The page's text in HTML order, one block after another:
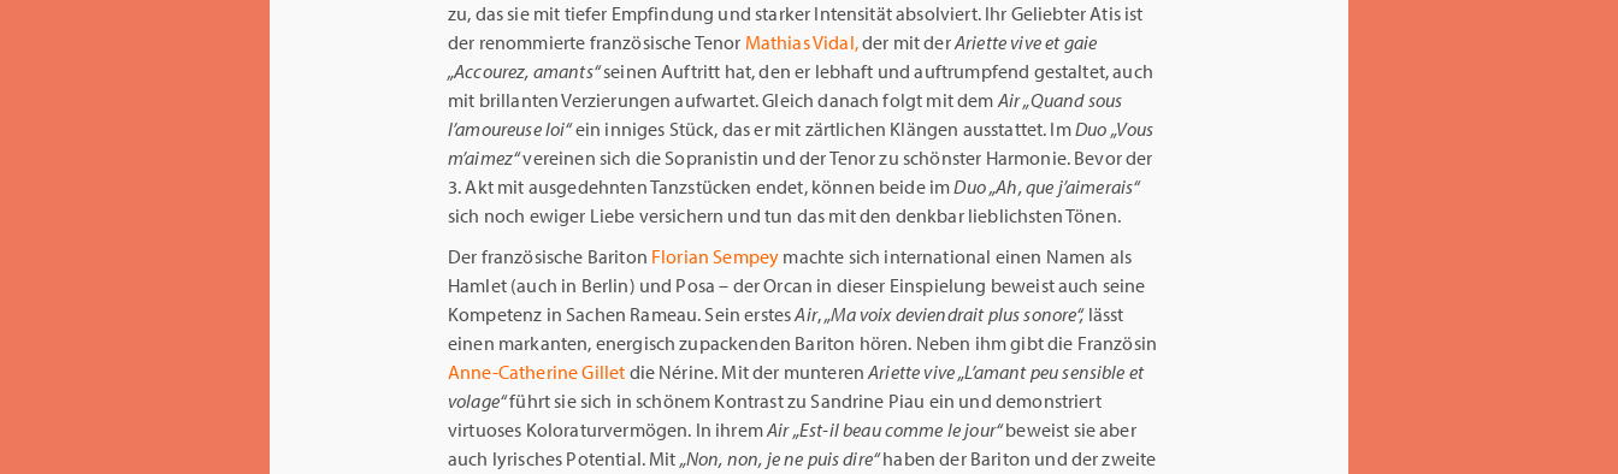
zu, das sie mit tiefer Empfindung und starker Intensität absolviert. Ihr Geliebter Atis ist
der renommierte französische Tenor Mathias Vidal,der mit derAriette vive et gaie
„Accourez, amants“seinen Auftritt hat, den er lebhaft und auftrumpfend gestaltet, auch
mit brillanten Verzierungen aufwartet. Gleich danach folgt mit demAir„Quand sous
l’amoureuse loi“ein inniges Stück, das er mit zärtlichen Klängen ausstattet. ImDuo „Vous
m’aimez“vereinen sich die Sopranistin und der Tenor zu schönster Harmonie. Bevor der
3. Akt mit ausgedehnten Tanzstücken endet, können beide imDuo„Ah, que j’aimerais“
sich noch ewiger Liebe versichern und tun das mit den denkbar lieblichsten Tönen.
Der französische Bariton Florian Sempey machte sich international einen Namen als
Hamlet (auch in Berlin) und Posa – der Orcan in dieser Einspielung beweist auch seine
Kompetenz in Sachen Rameau. Sein erstesAir,„Ma voix deviendrait plus sonore“,lässt
einen markanten, energisch zupackenden Bariton hören. Neben ihm gibt die Französin
Anne-Catherine Gillet die Nérine. Mit der munterenAriette vive„L’amantpeu sensible et
volage“führt sie sich in schönem Kontrast zu Sandrine Piau ein und demonstriert
virtuoses Koloraturvermögen. In ihremAir„Est-il beau comme le jour“beweist sie aber
auch lyrisches Potential. Mit „Non, non, je ne puis dire“haben der Bariton und der zweite